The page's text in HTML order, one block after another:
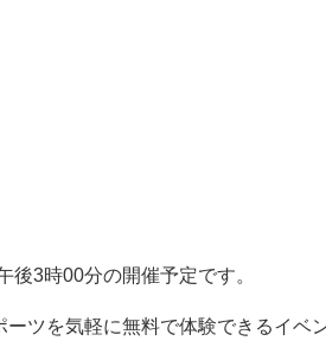
3時00分の開催予定です。
ツを気軽に無料で体験できるイベ